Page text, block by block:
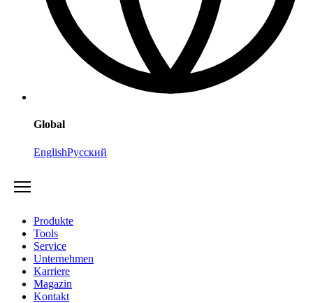
Global
EnglishРусский
Produkte
Tools
Service
Unternehmen
Karriere
Magazin
Kontakt